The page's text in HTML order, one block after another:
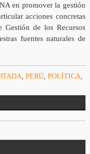
en promover la gestión
acciones concretas
Gestión de los Recursos
fuentes naturales de
PERÚ, POLÍTICA